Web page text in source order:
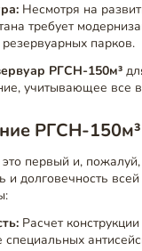
Несмотря на
требует
резервуарных парков.
РГСН-150м³
учитывающее все
РГСН-
это первый и,
и долговечность
Расчет
специальных